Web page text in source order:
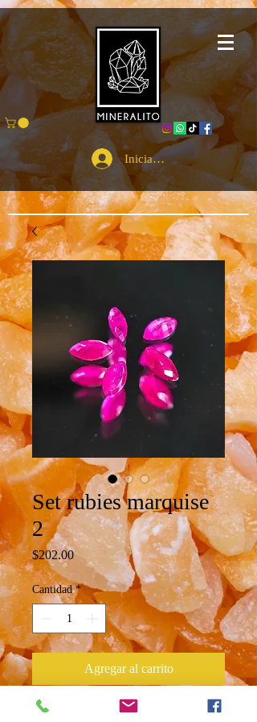
Iniciar sesión
Set rubies marquise
2
$202.00Precio
Cantidad *
Agregar al carrito
Set de rubies corte marquise con